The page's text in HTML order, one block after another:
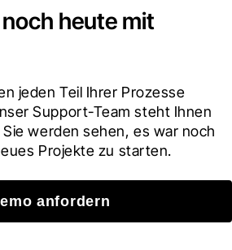
heute mit
jeden Teil Ihrer Prozesse
Support-Team steht Ihnen
werden sehen, es war noch
Projekte zu starten.
anfordern